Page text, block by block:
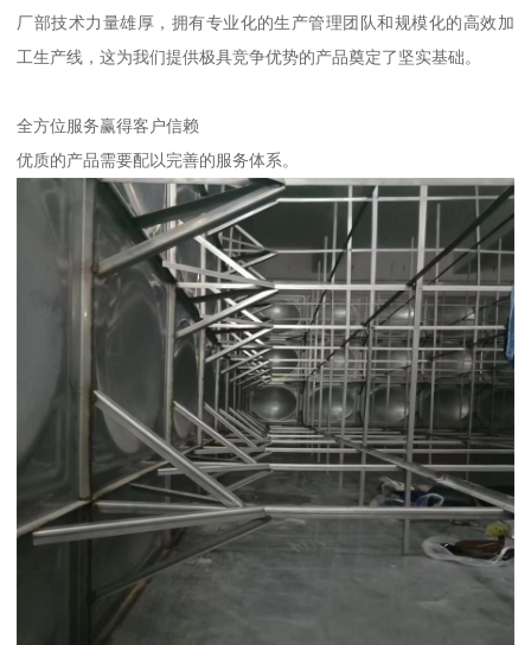
厂部技术力量雄厚，拥有专业化的生产管理团队和规模化的高效加
工生产线，这为我们提供极具竞争优势的产品奠定了坚实基础。
全方位服务赢得客户信赖
优质的产品需要配以完善的服务体系。